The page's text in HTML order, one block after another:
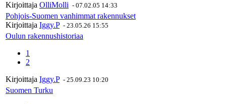
Kirjoittaja OlliMolli - 07.02.05 14:33
Pohjois-Suomen vanhimmat rakennukset
Kirjoittaja Iggy.P - 23.05.26 15:55
Oulun rakennushistoriaa
1
2
Kirjoittaja Iggy.P - 25.09.23 10:20
Suomen Turku